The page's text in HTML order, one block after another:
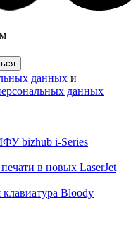
данных и
данных
bizhub i-Series
в новых LaserJet
Bloody